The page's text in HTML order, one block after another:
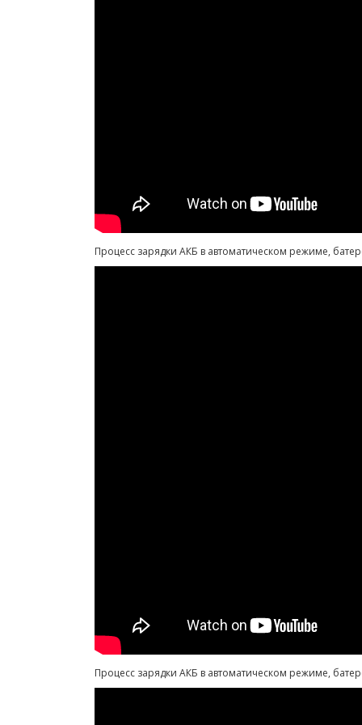
Процесс зарядки АКБ в автоматическом режиме,
Процесс зарядки АКБ в автоматическом режиме,